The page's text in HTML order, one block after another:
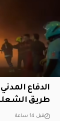
الدفاع
طريق
قبل 14 ساعة